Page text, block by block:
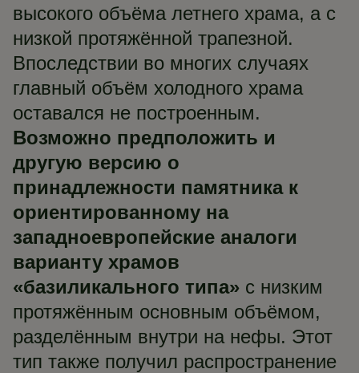
высокого объёма летнего храма, а с
низкой протяжённой трапезной.
Впоследствии во многих случаях
главный объём холодного храма
оставался не построенным.
Возможно предположить и
другую версию о
принадлежности памятника к
ориентированному на
западноевропейские аналоги
варианту храмов
«базиликального типа» с низким
протяжённым основным объёмом,
разделённым внутри на нефы. Этот
тип также получил распространение